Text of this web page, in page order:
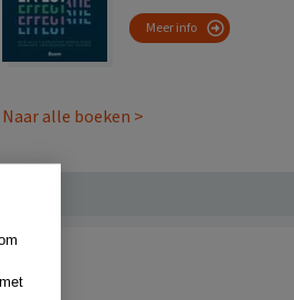
Meer info
Naar alle boeken >